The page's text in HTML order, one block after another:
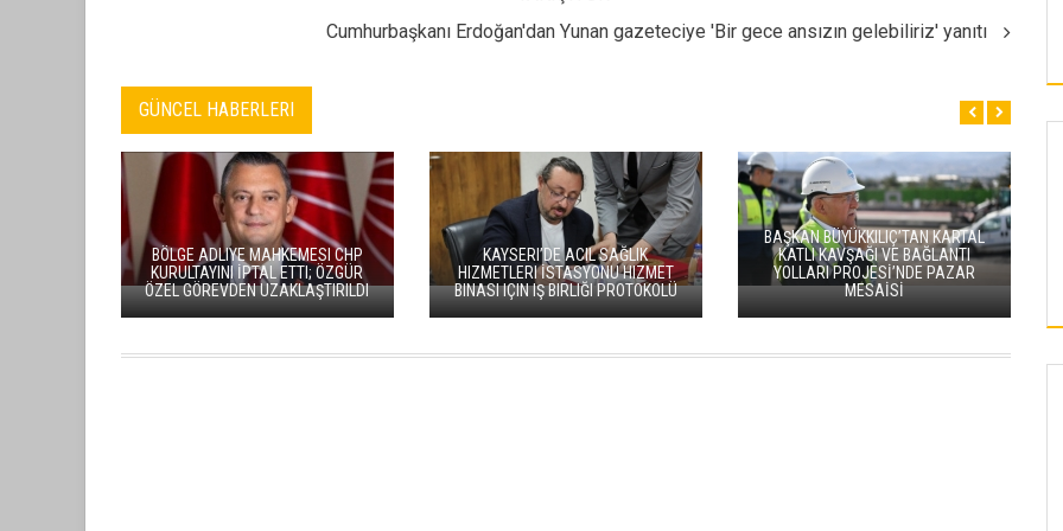
Cumhurbaşkanı Erdoğan'dan Yunan gazeteciye 'Bir gece ansızın gelebiliriz' yanıtı
GÜNCEL HABERLERI
BÖLGE ADLIYE MAHKEMESI CHP
KURULTAYINI İPTAL ETTI; ÖZGÜR
ÖZEL GÖREVDEN UZAKLAŞTIRILDI
KAYSERI’DE ACIL SAĞLIK
HIZMETLERI İSTASYONU HIZMET
BINASI IÇIN IŞ BIRLIĞI PROTOKOLÜ
BAŞKAN BÜYÜKKILIÇ’TAN KARTAL
KATLI KAVŞAĞI VE BAĞLANTI
YOLLARI PROJESİ’NDE PAZAR
MESAİSİ